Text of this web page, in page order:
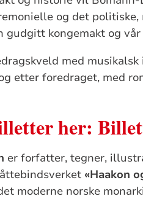
og det
gudgitt kongemakt og
med
etter foredraget, med
her:
er forfatter, tegner,
«Haakon
moderne norske